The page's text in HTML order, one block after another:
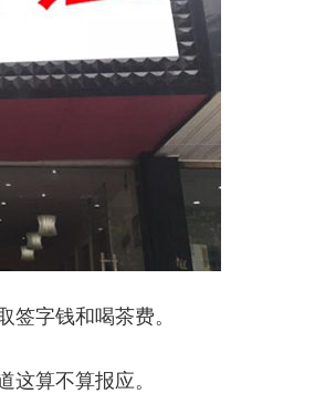
签字钱和喝茶费。
算不算报应。